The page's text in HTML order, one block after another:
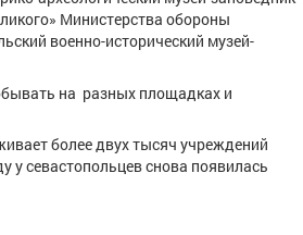
Министерства обороны
военно-исторический музей-
на разных площадках и
более двух тысяч учреждений
у севастопольцев снова появилась